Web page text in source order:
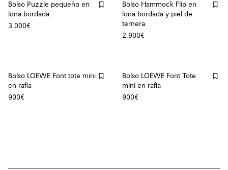
Bolso Puzzle pequeño en
lona bordada
3.000€
Bolso Hammock Flip en
lona bordada y piel de
ternera
2.900€
Bolso LOEWE Font tote mini
en rafia
900€
Bolso LOEWE Font Tote
mini en rafia
900€